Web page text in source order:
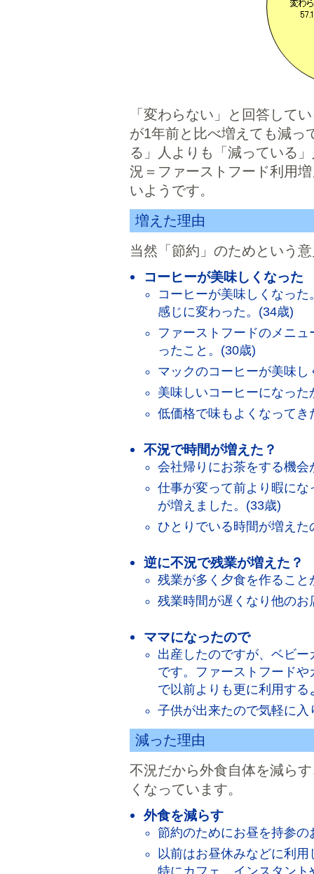
「変わらない」と回答して
が1年前と比べ増えても減っ
る」人よりも「減っている
況＝ファーストフード利用
いようです。
増えた理由
当然「節約」のためという
コーヒーが美味しくなった
コーヒーが美味しくなっ
感じに変わった。(34歳)
ファーストフードのメニ
ったこと。(30歳)
マックのコーヒーが美味
美味しいコーヒーになった
低価格で味もよくなってき
不況で時間が増えた？
会社帰りにお茶をする機
仕事が変って前より暇に
が増えました。(33歳)
ひとりでいる時間が増えた
逆に不況で残業が増えた？
残業が多く夕食を作るこ
残業時間が遅くなり他の
ママになったので
出産したのですが、ベビ
です。ファーストフード
で以前よりも更に利用す
子供が出来たので気軽に
減った理由
不況だから外食自体を減ら
くなっています。
外食を減らす
節約のためにお昼を持参
以前はお昼休みなどに利